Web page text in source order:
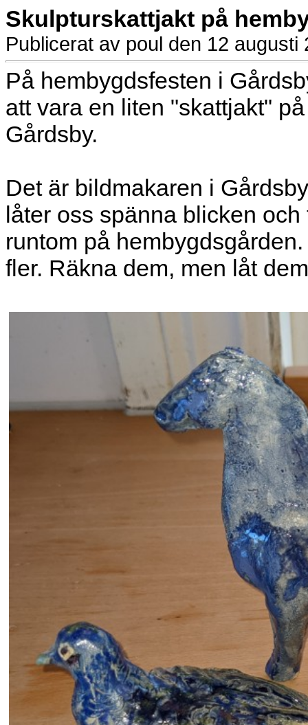
Skulpturskattjakt på
Publicerat av poul den 12 augusti
På hembygdsfesten i
att vara en liten "skattjakt"
Gårdsby.
Det är bildmakaren i
låter oss spänna blicken
runtom på
fler. Räkna dem, men låt